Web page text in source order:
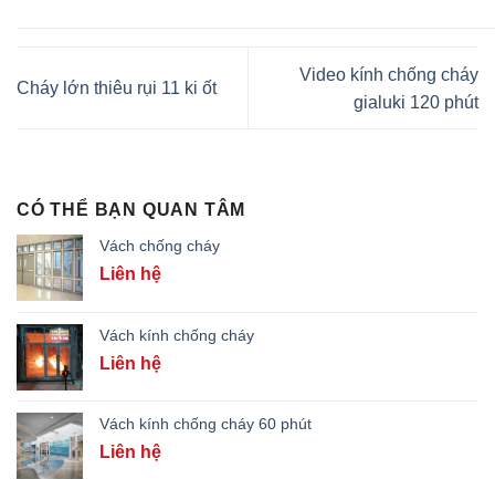
Cháy lớn thiêu rụi 11 ki ốt
Video kính chống cháy
gialuki 120 phút
CÓ THỂ BẠN QUAN TÂM
Vách chống cháy
Liên hệ
Vách kính chống cháy
Liên hệ
Vách kính chống cháy 60 phút
Liên hệ